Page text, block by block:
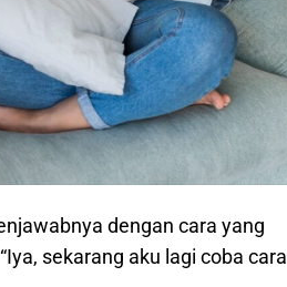
dengan cara yang
sekarang aku lagi coba cara